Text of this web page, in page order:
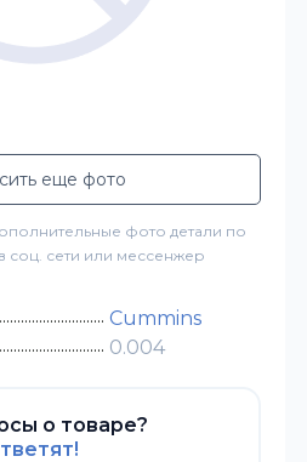
еще фото
фото детали по
соц. сети или мессенжер
Cummins
0.004
о товаре?